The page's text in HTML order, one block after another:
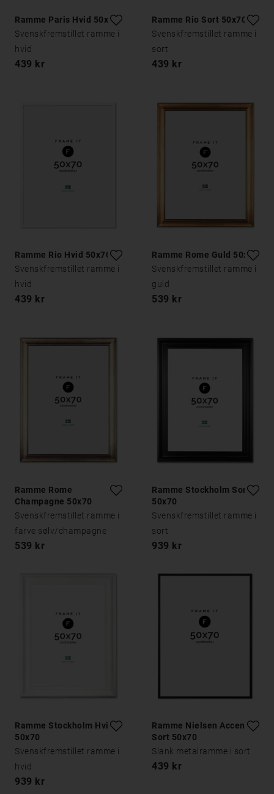
Ramme Paris Hvid 50x70
Svenskfremstillet ramme i
hvid
439 kr
Ramme Rio Sort 50x70
Svenskfremstillet ramme i
sort
439 kr
Ramme Rio Hvid 50x70
Svenskfremstillet ramme i
hvid
439 kr
Ramme Rome Guld 50x70
Svenskfremstillet ramme i
guld
539 kr
Ramme Rome
Champagne 50x70
Svenskfremstillet ramme i
farve sølv/champagne
539 kr
Ramme Stockholm Sort
50x70
Svenskfremstillet ramme i
sort
939 kr
Ramme Stockholm Hvid
50x70
Svenskfremstillet ramme i
hvid
939 kr
Ramme Nielsen Accent
Sort 50x70
Slank metalramme i sort
439 kr